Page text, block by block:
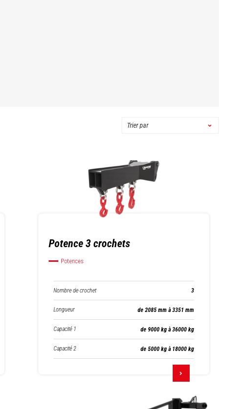
Potence 3 crochets
Potences
Nombre de crochet 3
Longueur de 2085 mm à 3351 mm
Capacité 1 de 9000 kg à 36000 kg
Capacité 2 de 5000 kg à 18000 kg